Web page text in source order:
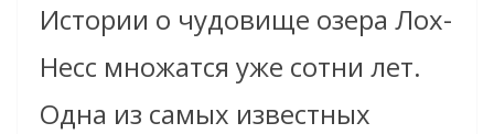
Истории о чудовище озера Лох-
Несс множатся уже сотни лет.
Одна из самых известных